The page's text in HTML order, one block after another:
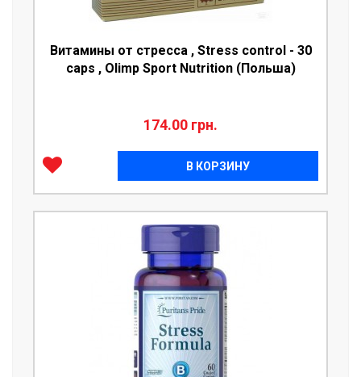
Витамины от стресса , Stress control - 30
caps , Olimp Sport Nutrition (Польша)
174.00 грн.
В КОРЗИНУ